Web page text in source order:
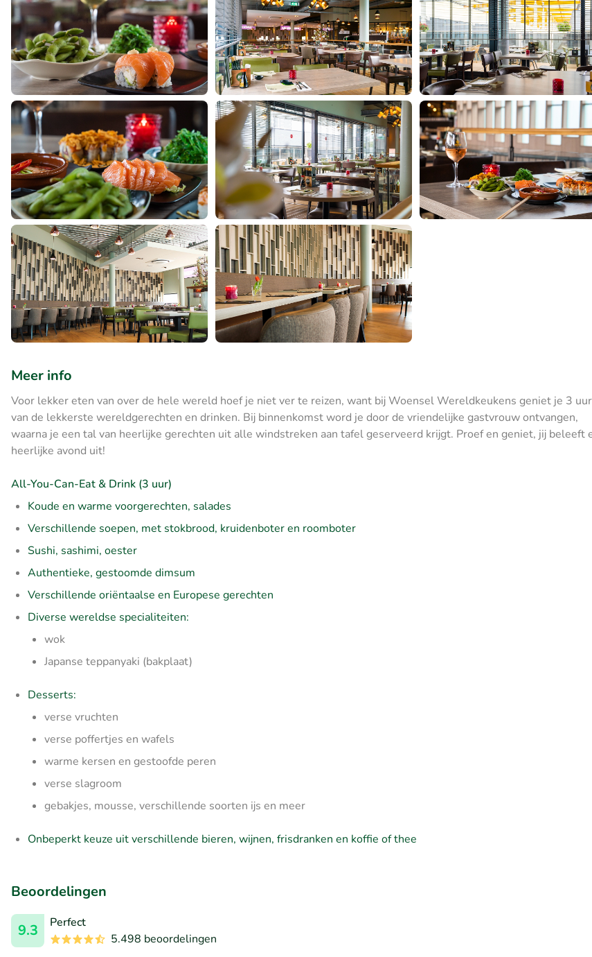
Meer info
Voor lekker eten van over de hele wereld hoef je niet ver te reizen, want bij Woensel Wereldkeukens geniet je 3
van de lekkerste wereldgerechten en drinken. Bij binnenkomst word je door de vriendelijke gastvrouw ontvangen,
waarna je een tal van heerlijke gerechten uit alle windstreken aan tafel geserveerd krijgt. Proef en geniet, jij beleeft
heerlijke avond uit!
All-You-Can-Eat & Drink (3 uur)
Koude en warme voorgerechten, salades
Verschillende soepen, met stokbrood, kruidenboter en roomboter
Sushi, sashimi, oester
Authentieke, gestoomde dimsum
Verschillende oriëntaalse en Europese gerechten
Diverse wereldse specialiteiten:
wok
Japanse teppanyaki (bakplaat)
Desserts:
verse vruchten
verse poffertjes en wafels
warme kersen en gestoofde peren
verse slagroom
gebakjes, mousse, verschillende soorten ijs en meer
Onbeperkt keuze uit verschillende bieren, wijnen, frisdranken en koffie of thee
Beoordelingen
9.3
Perfect
5.498 beoordelingen